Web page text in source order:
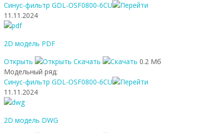
Синус-фильтр GDL-OSF0800-6CU
11.11.2024
2D модель PDF
Открыть
Скачать
0.2 Мб
Модельный ряд:
Синус-фильтр GDL-OSF0800-6CU
11.11.2024
2D модель DWG